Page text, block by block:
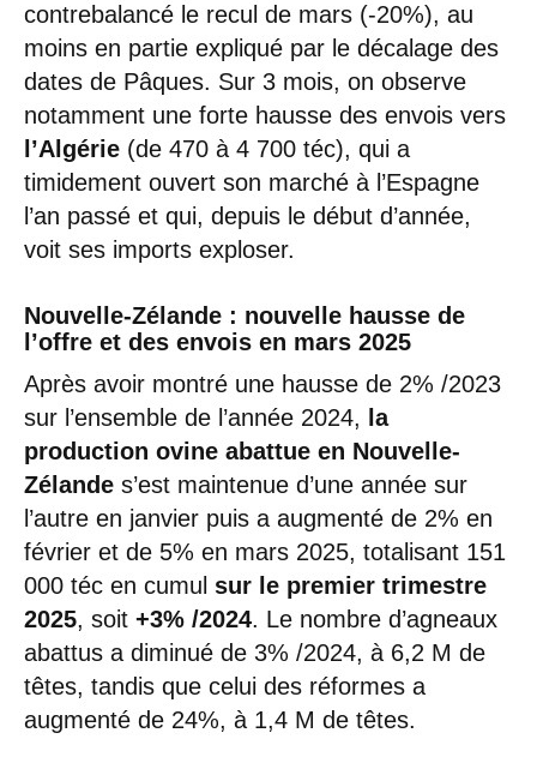
contrebalancé le recul de mars (-20%), au
moins en partie expliqué par le décalage des
dates de Pâques. Sur 3 mois, on observe
notamment une forte hausse des envois vers
l’Algérie (de 470 à 4 700 téc), qui a
timidement ouvert son marché à l’Espagne
l’an passé et qui, depuis le début d’année,
voit ses imports exploser.
Nouvelle-Zélande : nouvelle hausse de
l’offre et des envois en mars 2025
Après avoir montré une hausse de 2% /2023
sur l’ensemble de l’année 2024,
la
production ovine abattue en Nouvelle-
Zélande s’est maintenue d’une année sur
l’autre en janvier puis a augmenté de 2% en
février et de 5% en mars 2025, totalisant 151
000 téc en cumul sur le premier trimestre
2025, soit +3% /2024. Le nombre d’agneaux
abattus a diminué de 3% /2024, à 6,2 M de
têtes, tandis que celui des réformes a
augmenté de 24%, à 1,4 M de têtes.